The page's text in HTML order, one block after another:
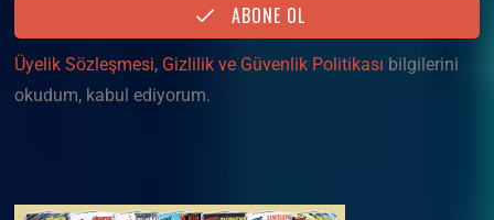
ABONE OL
Üyelik Sözleşmesi, Gizlilik ve Güvenlik Politikası bilgilerini
okudum, kabul ediyorum.